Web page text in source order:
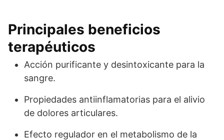
Principales beneficios
terapéuticos
Acción purificante y desintoxicante para la
sangre.
Propiedades antiinflamatorias para el alivio
de dolores articulares.
Efecto regulador en el metabolismo de la